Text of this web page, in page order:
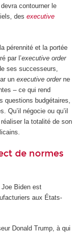
contourner le
des executive
pérennité et la portée
par l’executive order
ses successeurs,
un executive orderne
– ce qui rend
questions budgétaires,
Qu’il négocie ou qu’il
la totalité de son
de normes
Biden est
aux États-
Donald Trump, à qui